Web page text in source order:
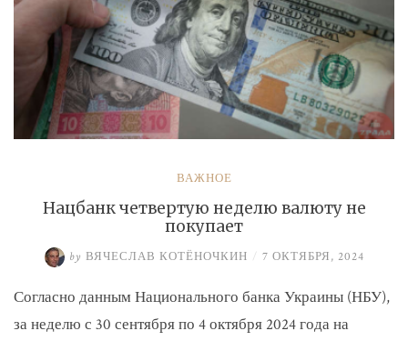
ВАЖНОЕ
Нацбанк четвертую неделю валюту не
покупает
by ВЯЧЕСЛАВ КОТЁНОЧКИН / 7 ОКТЯБРЯ, 2024
Согласно данным Национального банка Украины (НБУ),
за неделю с 30 сентября по 4 октября 2024 года на